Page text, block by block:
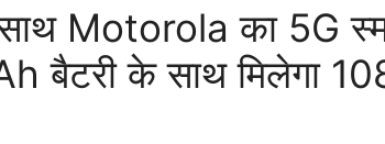
Motorola का 5G
बैटरी के साथ मिलेगा